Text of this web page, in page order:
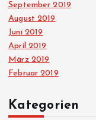
September 2019
August 2019
Juni 2019
April 2019
März 2019
Februar 2019
Kategorien